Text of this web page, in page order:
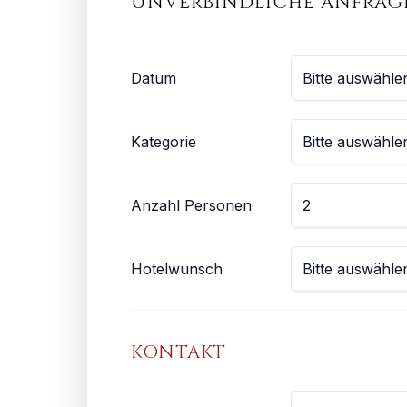
Datum
Kategorie
Anzahl Personen
Hotelwunsch
KONTAKT